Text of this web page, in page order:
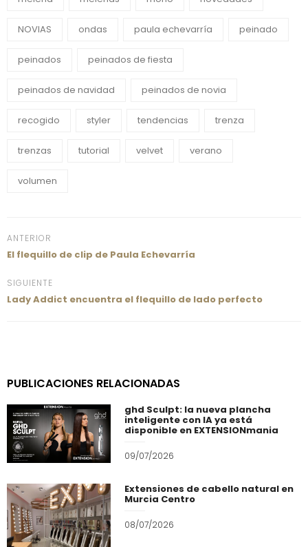
NOVIAS ondas paula echevarría peinado
peinados peinados de fiesta
peinados de navidad peinados de novia
recogido styler tendencias trenza
trenzas tutorial velvet verano
volumen
ANTERIOR
El flequillo de clip de Paula Echevarría
SIGUIENTE
Lady Addict encuentra el flequillo de lado perfecto
PUBLICACIONES RELACIONADAS
ghd Sculpt: la nueva plancha
inteligente con IA ya está
disponible en EXTENSIONmania
09/07/2026
Extensiones de cabello natural en
Murcia Centro
08/07/2026